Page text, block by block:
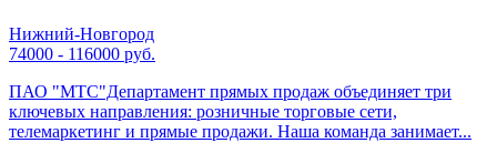
Нижний-Новгород
74000 - 116000 руб.
ПАО "МТС"Департамент прямых продаж объединяет три
ключевых направления: розничные торговые сети,
телемаркетинг и прямые продажи. Наша команда занимает...